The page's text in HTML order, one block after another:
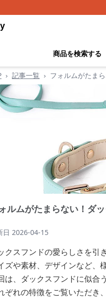
商品を検索する
› 記事一覧 › フォルムがたま
ルムがたまらない！ダ
日 2026-04-15
クスフンドの愛らしさを引
ズや素材、デザインなど、
は、ダックスフンドに似合
ぞれの特徴をご覧いただき